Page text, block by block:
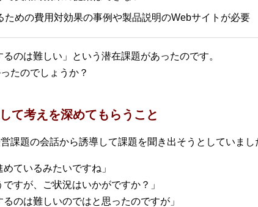
ための費用対効果の事例や製品説明のWebサイトが必要
のは難しい」という潜在課題があったのです。
たのでしょうか？
て考えを深めてもらうこと
課題の会話から誘導して課題を聞き出そうとしていまし
ているみたいですね」
すが、ご状況はいかがですか？」
のは難しいのではと思ったのですが」